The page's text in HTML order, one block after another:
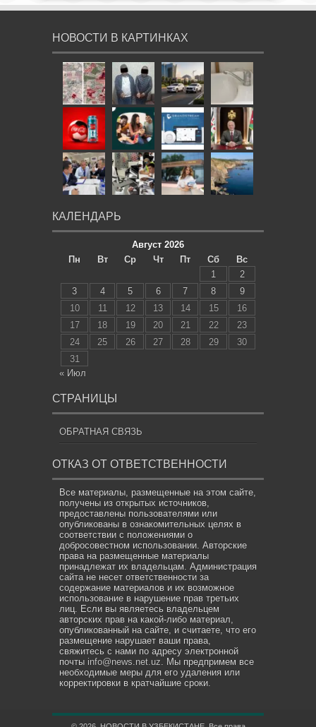
НОВОСТИ В КАРТИНКАХ
КАЛЕНДАРЬ
Август 2026
Пн
Вт Ср Чт Пт Сб
Вс
1
2
3
4 5 6 7 8
9
10
11 12 13 14 15
16
17
18 19 20 21 22
23
24
25 26 27 28 29
30
31
« Июл
СТРАНИЦЫ
ОБРАТНАЯ СВЯЗЬ
ОТКАЗ ОТ ОТВЕТСТВЕННОСТИ
Все материалы, размещенные на этом сайте,
получены из открытых источников,
предоставлены пользователями или
опубликованы в ознакомительных целях в
соответствии с положениями о
добросовестном использовании. Авторские
права на размещенные материалы
принадлежат их владельцам. Администрация
сайта не несет ответственности за
содержание материалов и их возможное
использование в нарушение прав третьих
лиц. Если вы являетесь владельцем
авторских прав на какой-либо материал,
опубликованный на сайте, и считаете, что его
размещение нарушает ваши права,
свяжитесь с нами по адресу электронной
почты info@news.net.uz. Мы предпримем все
необходимые меры для его удаления или
корректировки в кратчайшие сроки.